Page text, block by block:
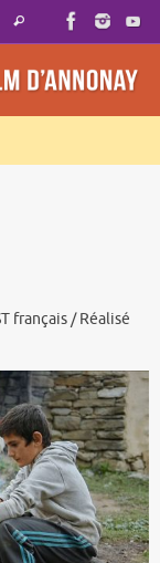
Recherche
Rechercher
français / Réalisé